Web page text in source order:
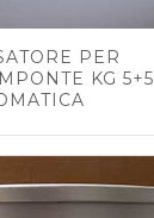
PER
KG 5+5